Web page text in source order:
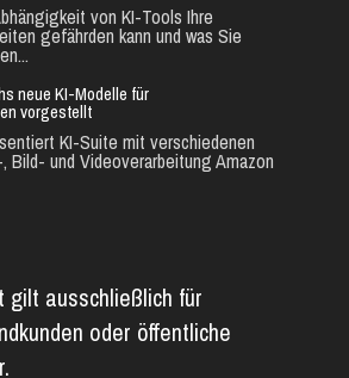
von KI-Tools Ihre
gefährden kann und was Sie
neue KI-Modelle für
vorgestellt
KI-Suite mit verschiedenen
Bild- und Videoverarbeitung Amazon
gilt ausschließlich für
oder öffentliche